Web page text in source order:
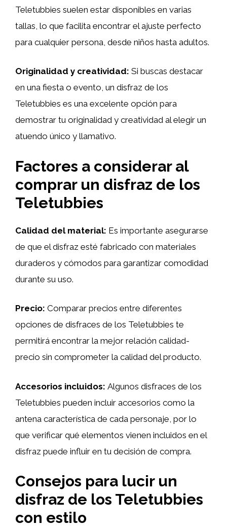
Teletubbies suelen estar disponibles en varias
tallas, lo que facilita encontrar el ajuste perfecto
para cualquier persona, desde niños hasta adultos.
Originalidad y creatividad: Si buscas destacar
en una fiesta o evento, un disfraz de los
Teletubbies es una excelente opción para
demostrar tu originalidad y creatividad al elegir un
atuendo único y llamativo.
Factores a considerar al
comprar un disfraz de los
Teletubbies
Calidad del material: Es importante asegurarse
de que el disfraz esté fabricado con materiales
duraderos y cómodos para garantizar comodidad
durante su uso.
Precio: Comparar precios entre diferentes
opciones de disfraces de los Teletubbies te
permitirá encontrar la mejor relación calidad-
precio sin comprometer la calidad del producto.
Accesorios incluidos: Algunos disfraces de los
Teletubbies pueden incluir accesorios como la
antena característica de cada personaje, por lo
que verificar qué elementos vienen incluidos en el
disfraz puede influir en tu decisión de compra.
Consejos para lucir un
disfraz de los Teletubbies
con estilo